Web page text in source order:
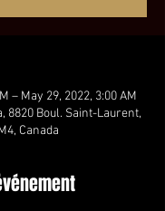
– May 29, 2022, 3:00 AM
8820 Boul. Saint-Laurent,
Canada